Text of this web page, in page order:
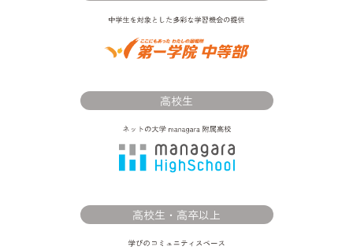
高校生
高校生・高卒以上